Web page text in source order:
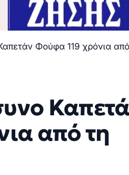
Φούφα 119 χρόνια
από τη